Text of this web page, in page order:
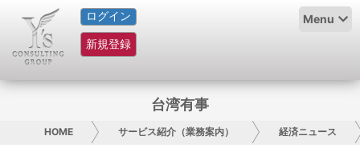
ログイン
新規登録
Menu
HOME
サービス紹介
グループ概要
台湾有事
HOME サービス紹介（業務案内） 経済ニュース